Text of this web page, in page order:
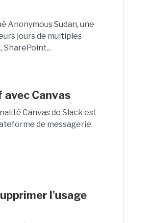
Anonymous Sudan, une
jours de multiples
Canvas
Canvas de Slack est
de messagerie.
l'usage